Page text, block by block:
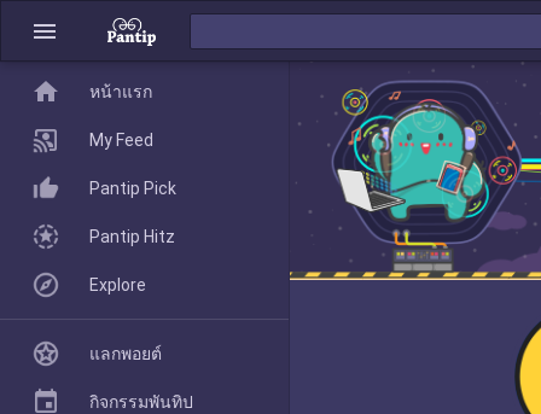
menu
home
Pantip Pick
home หน้าแรก
My Feed
Pantip Pick
Pantip Hitz
Explore
แลกพอยต์
กิจกรรมพันทิป